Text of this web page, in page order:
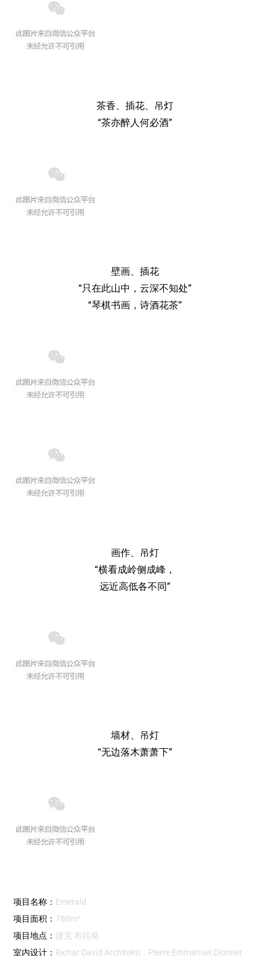
茶香、插花、吊灯
“茶亦醉人何必酒”
壁画、插花
“只在此山中，云深不知处”
“琴棋书画，诗酒花茶”
画作、吊灯
“横看成岭侧成峰，
远近高低各不同”
墙材、吊灯
“无边落木萧萧下”
项目名称： Emerald
项目面积： 780m²
项目地点：捷克 布拉格
室内设计： Richar David Architekti，Pierre Emmanuel Dionnet